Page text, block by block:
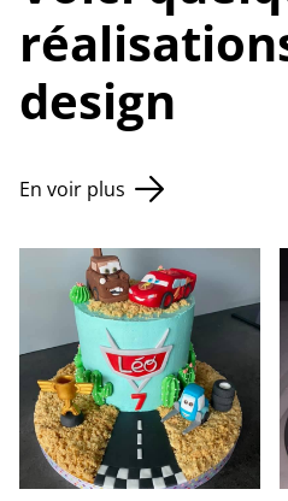
design
En voir plus